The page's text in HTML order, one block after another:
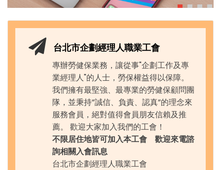
台北市企劃經理人職業工會
專辦勞健保業務，讓從事"企劃工作及專
業經理人"的人士，勞保權益得以保障。
我們擁有最堅強、最專業的勞健保顧問團
隊，並秉持”誠信、負責、認真”的理念來
服務會員，絕對值得會員朋友信賴及推
薦。 歡迎大家加入我們的工會！
不限居住地皆可加入本工會 歡迎來電諮
詢相關入會訊息
台北市企劃經理人職業工會